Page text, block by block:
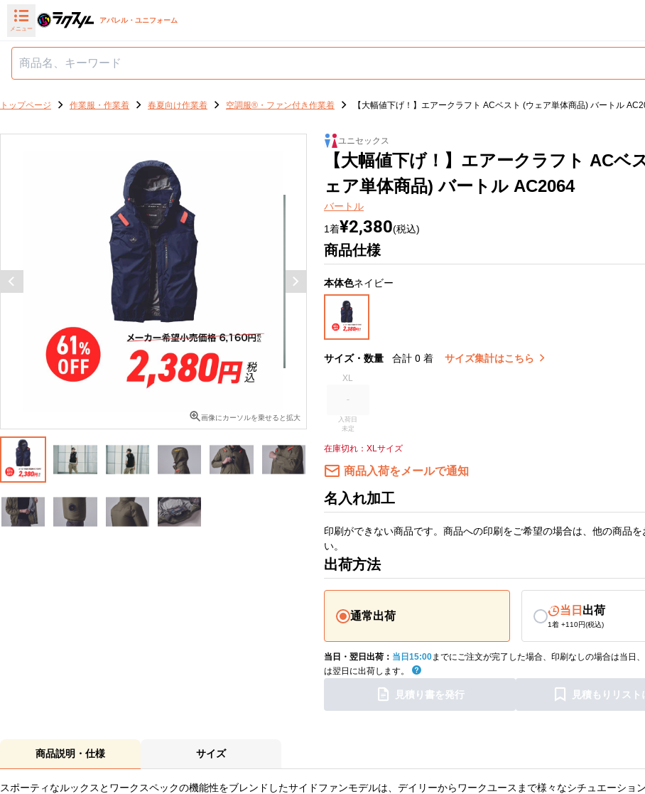
メニュー
アパレル・ユニフォーム
トップページ 作業服・作業着 春夏向け作業着 空調服®・ファン付き作業着 【大幅値下げ！】エアークラフト ACベスト (ウェア単体商品) バートル
画像にカーソルを乗せると拡大
ユニセックス
【大幅値下げ！】エアークラフト ACベ
ェア単体商品) バートル AC2064
バートル
1着¥2,380(税込)
商品仕様
本体色ネイビー
サイズ・数量 合計 0 着 サイズ集計はこちら
XL
入荷日
未定
在庫切れ：XLサイズ
商品入荷をメールで通知
名入れ加工
印刷ができない商品です。商品への印刷をご希望の場合は、他の商品を
い。
出荷方法
通常出荷 当日 出荷
1着 +110円(税込)
当日・翌日出荷： 当日15:00までにご注文が完了した場合、印刷なしの場合は当日
は翌日に出荷します。
見積り書を発行 見積もりリスト
商品説明・仕様 サイズ
スポーティなルックスとワークスペックの機能性をブレンドしたサイドファンモデルは、デイリーからワークユースまで様々なシチュエーション